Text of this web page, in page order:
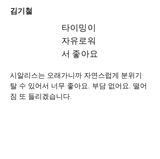
김기철
타이밍이
자유로워
서 좋아요
시알리스는 오래가니까 자연스럽게 분위기
탈 수 있어서 너무 좋아요. 부담 없어요. 떨어
짐 또 들리겠습니다.